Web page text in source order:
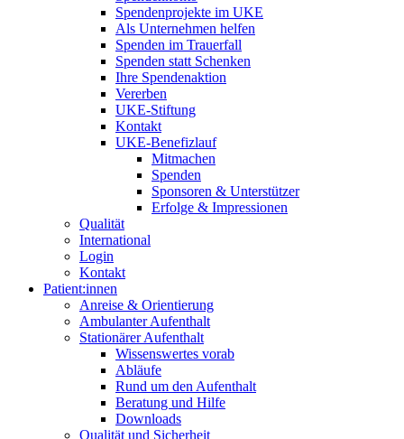
Spendenprojekte im UKE
Als Unternehmen helfen
Spenden im Trauerfall
Spenden statt Schenken
Ihre Spendenaktion
Vererben
UKE-Stiftung
Kontakt
UKE-Benefizlauf
Mitmachen
Spenden
Sponsoren & Unterstützer
Erfolge & Impressionen
Qualität
International
Login
Kontakt
Patient:innen
Anreise & Orientierung
Ambulanter Aufenthalt
Stationärer Aufenthalt
Wissenswertes vorab
Abläufe
Rund um den Aufenthalt
Beratung und Hilfe
Downloads
Qualität und Sicherheit